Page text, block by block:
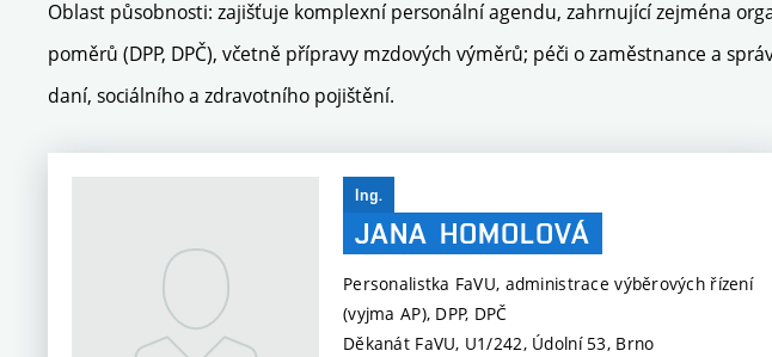
Oblast působnosti: zajišťuje komplexní personální agendu, zahrnující zejména
poměrů (DPP, DPČ), včetně přípravy mzdových výměrů; péči o zaměstnance a
daní, sociálního a zdravotního pojištění.
Ing.
JANA HOMOLOVÁ
Personalistka FaVU, administrace výběrových řízení
(vyjma AP), DPP, DPČ
Děkanát FaVU, U1/242, Údolní 53, Brno